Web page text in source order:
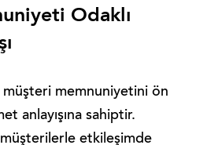
Odaklı
memnuniyetini ön
anlayışına sahiptir.
etkileşimde